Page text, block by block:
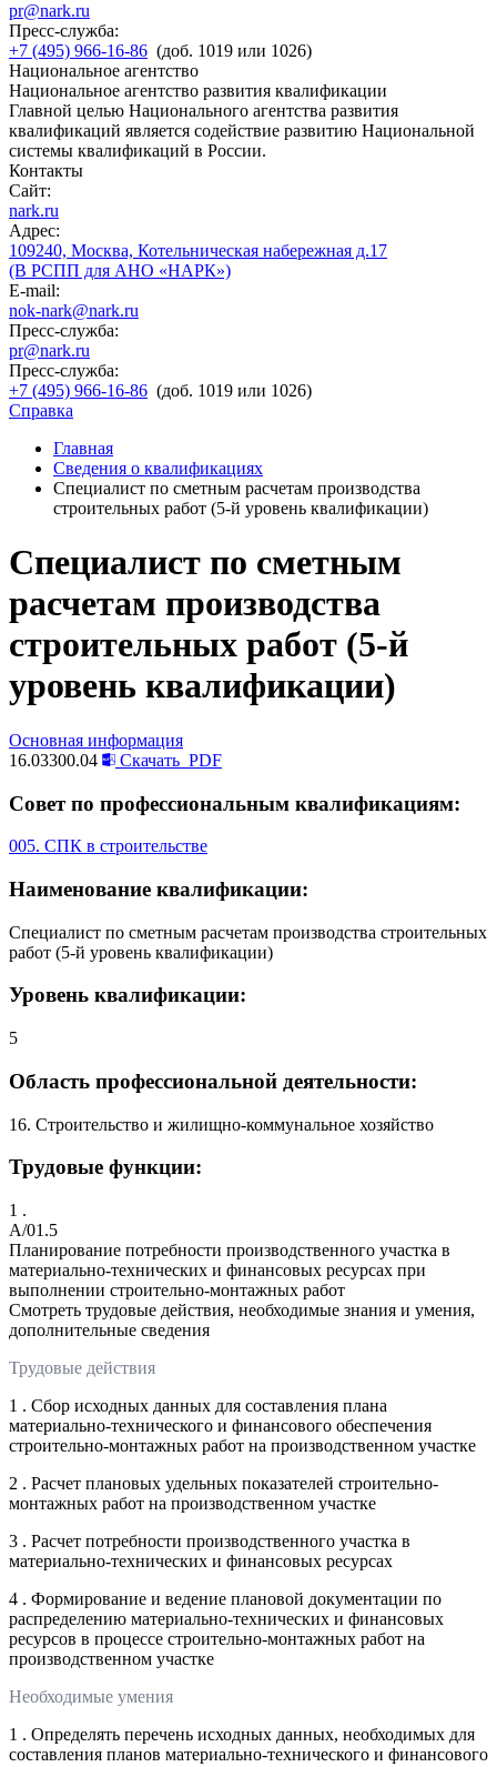
pr@nark.ru
Пресс-служба:
+7 (495) 966-16-86 (доб. 1019 или 1026)
Национальное агентство
Национальное агентство развития квалификации
Главной целью Национального агентства развития
квалификаций является содействие развитию Национальной
системы квалификаций в России.
Контакты
Сайт:
nark.ru
Адрес:
109240, Москва, Котельническая набережная д.17
(В РСПП для АНО «НАРК»)
E-mail:
nok-nark@nark.ru
Пресс-служба:
pr@nark.ru
Пресс-служба:
+7 (495) 966-16-86 (доб. 1019 или 1026)
Справка
Главная
Сведения о квалификациях
Специалист по сметным расчетам производства
строительных работ (5-й уровень квалификации)
Специалист по сметным
расчетам производства
строительных работ (5-й
уровень квалификации)
Основная информация
16.03300.04
Скачать PDF
Совет по профессиональным квалификациям:
005. СПК в строительстве
Наименование квалификации:
Специалист по сметным расчетам производства строительных
работ (5-й уровень квалификации)
Уровень квалификации:
5
Область профессиональной деятельности:
16. Строительство и жилищно-коммунальное хозяйство
Трудовые функции:
1 .
A/01.5
Планирование потребности производственного участка в
материально-технических и финансовых ресурсах при
выполнении строительно-монтажных работ
Смотреть трудовые действия, необходимые знания и умения,
дополнительные сведения
Трудовые действия
1 . Сбор исходных данных для составления плана
материально-технического и финансового обеспечения
строительно-монтажных работ на производственном участке
2 . Расчет плановых удельных показателей строительно-
монтажных работ на производственном участке
3 . Расчет потребности производственного участка в
материально-технических и финансовых ресурсах
4 . Формирование и ведение плановой документации по
распределению материально-технических и финансовых
ресурсов в процессе строительно-монтажных работ на
производственном участке
Необходимые умения
1 . Определять перечень исходных данных, необходимых для
составления планов материально-технического и финансового